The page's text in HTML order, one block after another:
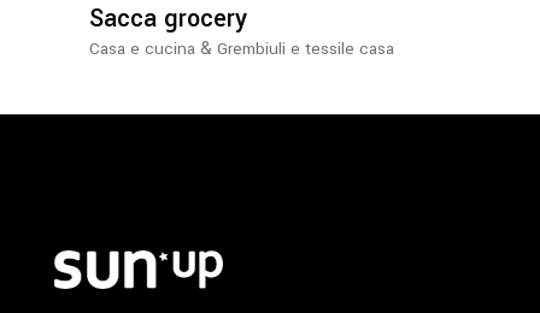
essere
Sacca grocery
Casa e cucina & Grembiuli e tessile casa